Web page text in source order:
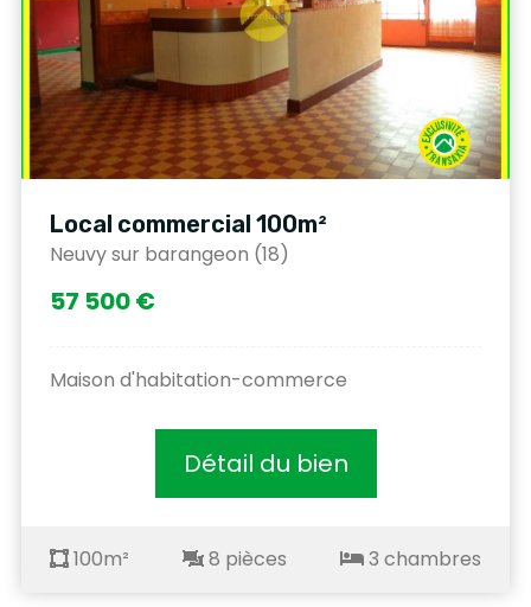
Local commercial 100m²
Neuvy sur barangeon (18)
57 500 €
Maison d'habitation-commerce
Détail du bien
100m² 8 pièces 3 chambres